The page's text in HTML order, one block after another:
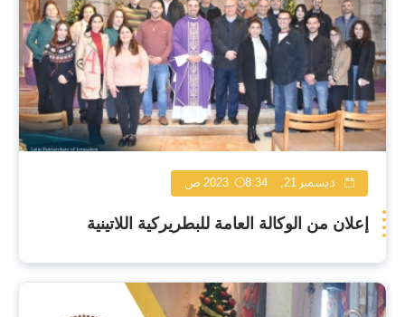
ديسمبر 21, 2023 8:34 ص
إعلان من الوكالة العامة للبطريركية اللاتينية